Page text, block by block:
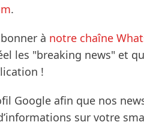
.
à notre chaîne
les "breaking news" et
!
Google afin que nos
sur votre